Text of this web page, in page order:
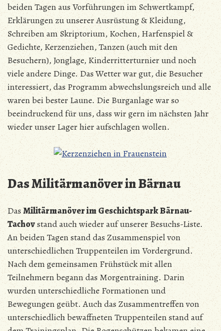
beiden Tagen aus Vorführungen im Schwertkampf,
Erklärungen zu unserer Ausrüstung & Kleidung,
Schreiben am Skriptorium, Kochen, Harfenspiel &
Gedichte, Kerzenziehen, Tanzen (auch mit den
Besuchern), Jonglage, Kinderritterturnier und noch
viele andere Dinge. Das Wetter war gut, die Besucher
interessiert, das Programm abwechslungsreich und alle
waren bei bester Laune. Die Burganlage war so
beeindruckend für uns, dass wir gern im nächsten Jahr
wieder unser Lager hier aufschlagen wollen.
Das Militärmanöver in Bärnau
DasMilitärmanöver im Geschichtspark Bärnau-
Tachovstand auch wieder auf unserer Besuchs-Liste.
An beiden Tagen stand das Zusammenspiel von
unterschiedlichen Truppenteilen im Vordergrund.
Nach dem gemeinsamen Frühstück mit allen
Teilnehmern begann das Morgentraining. Darin
wurden unterschiedliche Formationen und
Bewegungen geübt. Auch das Zusammentreffen von
unterschiedlich bewaffneten Truppenteilen stand auf